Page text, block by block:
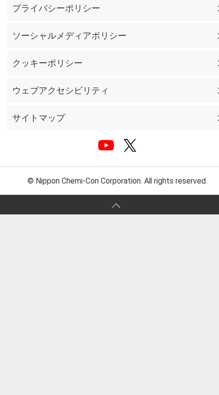
プライバシーポリシー
ソーシャルメディアポリシー
クッキーポリシー
ウェブアクセシビリティ
サイトマップ
© Nippon Chemi-Con Corporation. All rights reserved.